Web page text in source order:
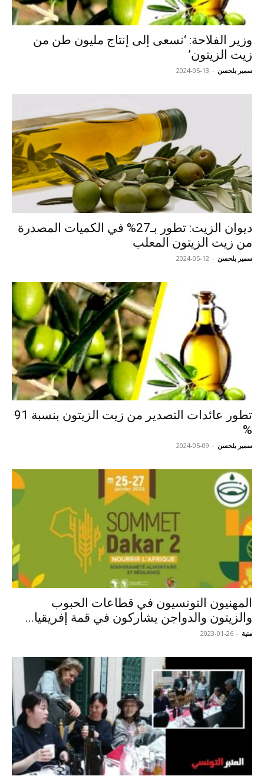
وزير الفلاحة: ‘نسعى إلى إنتاج مليون طن من
زيت الزيتون’
سمير بلحسن -
2024-05-13
ديوان الزيت: تطور بـ27% في الكميات المصدرة
من زيت الزيتون المعلب
سمير بلحسن -
2024-05-12
تطور عائدات التصدير من زيت الزيتون بنسبة 91
%
سمير بلحسن -
2024-05-09
المهنيون التونسيون في قطاعات الحبوب
والزيتون والدواجن يشاركون في قمة إفريقيا...
منية -
2023-01-26